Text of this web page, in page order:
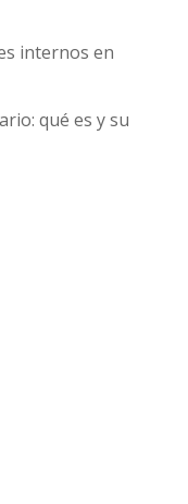
internos en
qué es y su